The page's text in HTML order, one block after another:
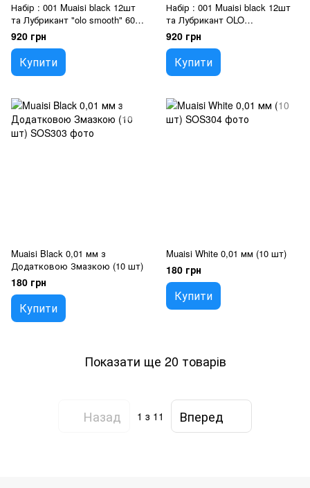
Набір : 001 Muaisi black 12шт
та Лубрикант "olo smooth" 60
мл
920 грн
Купити
Набір : 001 Muaisi black 12шт
та Лубрикант OLO
охолоджуючий 60 мл
920 грн
Купити
Muaisi Black 0,01 мм з
Додатковою Змазкою (10 шт)
180 грн
Купити
Muaisi White 0,01 мм (10 шт)
180 грн
Купити
Показати ще 20 товарів
Назад 1 з 11 Вперед